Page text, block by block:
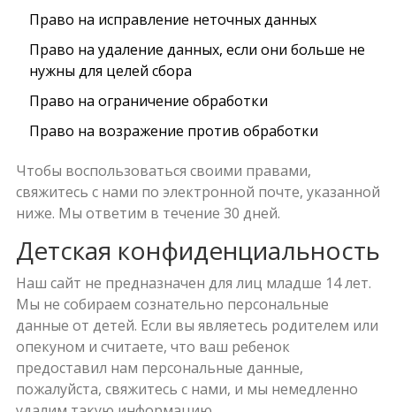
Право на исправление неточных данных
Право на удаление данных, если они больше не
нужны для целей сбора
Право на ограничение обработки
Право на возражение против обработки
Чтобы воспользоваться своими правами,
свяжитесь с нами по электронной почте, указанной
ниже. Мы ответим в течение 30 дней.
Детская конфиденциальность
Наш сайт не предназначен для лиц младше 14 лет.
Мы не собираем сознательно персональные
данные от детей. Если вы являетесь родителем или
опекуном и считаете, что ваш ребенок
предоставил нам персональные данные,
пожалуйста, свяжитесь с нами, и мы немедленно